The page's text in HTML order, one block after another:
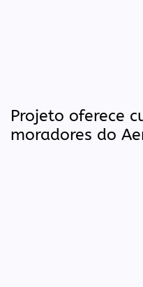
Projeto oferece
moradores do